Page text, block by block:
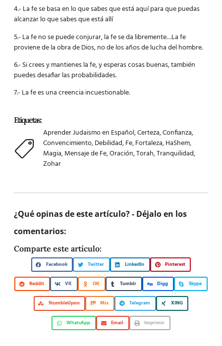
4.- La fe se basa en lo que sabes que está aquí para que puedas
alcanzar lo que sabes que está allí
5.- La fe no se puede conjurar, la fe se da libremente…La fe
proviene de la obra de Dios, no de los años de lucha del hombre.
6.- Si crees y mantienes la fe, y esperas cosas buenas, también
puedes desafiar las probabilidades.
7.- La fe es una creencia incuestionable.
Etiquetas:
Aprender Judaismo en Español,Certeza,Confianza,
Convencimiento,Debilidad,Fe,Fortaleza,HaShem,
Magia,Mensaje de Fe,Oración,Torah,Tranquilidad,
Zohar
¿Qué opinas de este artículo? - Déjalo en los
comentarios:
Comparte este artículo:
Facebook Twitter LinkedIn Pinterest
Reddit VK OK Tumblr Digg Skype
StumbleUpon Mix Telegram XING
WhatsApp Email Imprimir